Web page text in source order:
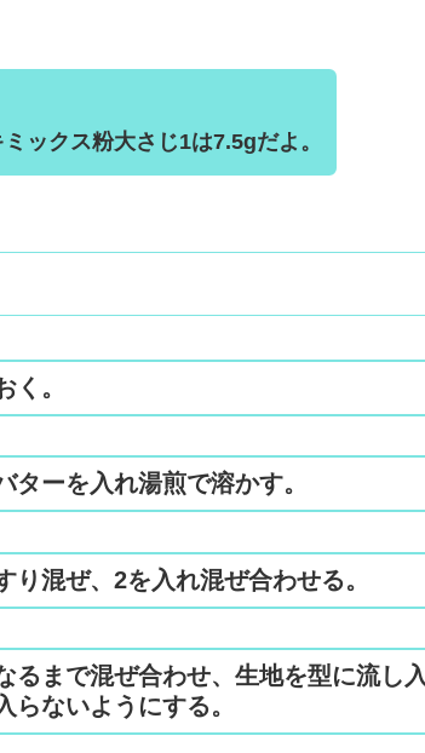
ックス粉大さじ1は7.5gだよ。
。
ーを入れ湯煎で溶かす。
混ぜ、2を入れ混ぜ合わせる。
まで混ぜ合わせ、生地を型に流し入
ないようにする。